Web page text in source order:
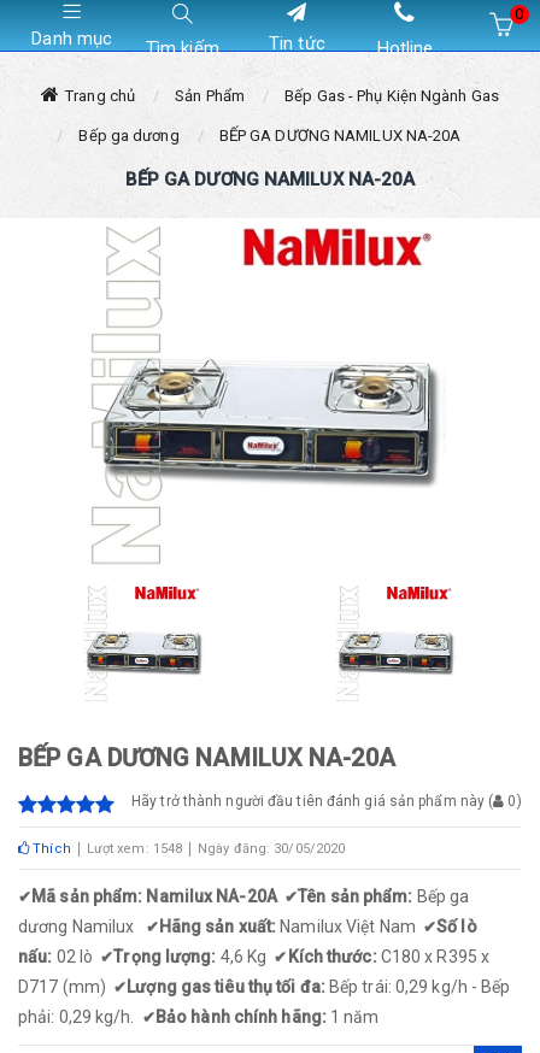
Danh mục Tìm kiếm Tin tức Hotline
0
Trang chủ Sản Phẩm Bếp Gas - Phụ Kiện Ngành Gas
Bếp ga dương BẾP GA DƯƠNG NAMILUX NA-20A
BẾP GA DƯƠNG NAMILUX NA-20A
BẾP GA DƯƠNG NAMILUX NA-20A
Hãy trở thành người đầu tiên đánh giá sản phẩm này ( 0)
Thích Lượt xem: 1548 Ngày đăng: 30/05/2020
✔ Mã sản phẩm: Namilux NA-20A ✔Tên sản phẩm: Bếp ga
dương Namilux
✔ Hãng sản xuất: Namilux Việt Nam ✔Số lò
nấu: 02 lò ✔Trọng lượng: 4,6 Kg ✔ Kích thước: C180 x R395 x
D717 (mm) ✔ Lượng gas tiêu thụ tối đa: Bếp trái: 0,29 kg/h - Bếp
phải: 0,29 kg/h.
✔ Bảo hành chính hãng: 1 năm